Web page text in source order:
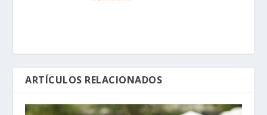
ARTÍCULOS RELACIONADOS